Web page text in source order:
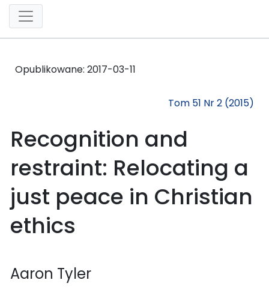
Opublikowane: 2017-03-11
Tom 51 Nr 2 (2015)
Recognition and
restraint: Relocating a
just peace in Christian
ethics
Aaron Tyler